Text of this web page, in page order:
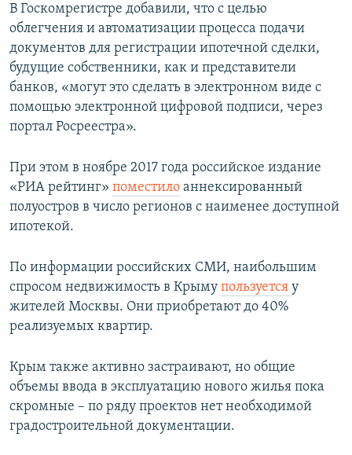
В Госкомрегистре добавили, что с целью
облегчения и автоматизации процесса подачи
документов для регистрации ипотечной сделки,
будущие собственники, как и представители
банков, «могут это сделать в электронном виде с
помощью электронной цифровой подписи, через
портал Росреестра».
При этом в ноябре 2017 года российское издание
«РИА рейтинг» поместило аннексированный
полуостров в число регионов с наименее доступной
ипотекой.
По информации российских СМИ, наибольшим
спросом недвижимость в Крыму пользуется у
жителей Москвы. Они приобретают до 40%
реализуемых квартир.
Крым также активно застраивают, но общие
объемы ввода в эксплуатацию нового жилья пока
скромные – по ряду проектов нет необходимой
градостроительной документации.